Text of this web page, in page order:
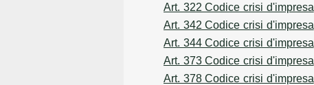
Art. 322 Codice crisi d'impresa
Art. 342 Codice crisi d'impresa
Art. 344 Codice crisi d'impresa
Art. 373 Codice crisi d'impresa
Art. 378 Codice crisi d'impresa